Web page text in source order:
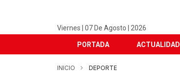
Viernes | 07 De Agosto | 2026
PORTADA ACTUALIDAD
INICIO DEPORTE